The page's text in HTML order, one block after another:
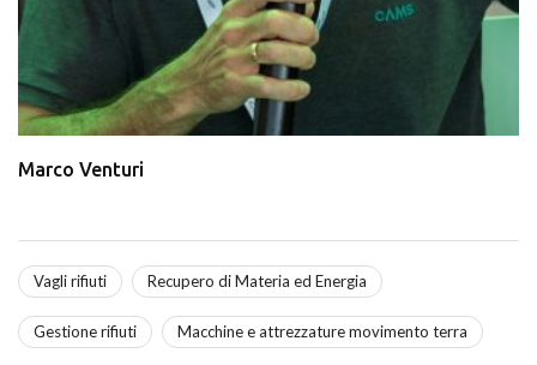
Marco Venturi
Vagli rifiuti Recupero di Materia ed Energia
Gestione rifiuti Macchine e attrezzature movimento terra